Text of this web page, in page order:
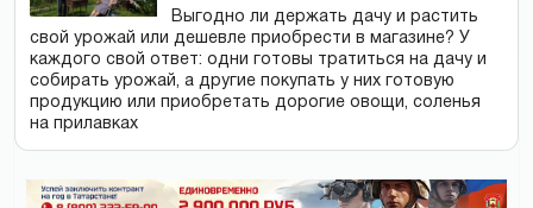
Выгодно ли держать дачу и растить
свой урожай или дешевле приобрести в магазине? У
каждого свой ответ: одни готовы тратиться на дачу и
собирать урожай, а другие покупать у них готовую
продукцию или приобретать дорогие овощи, соленья
на прилавках